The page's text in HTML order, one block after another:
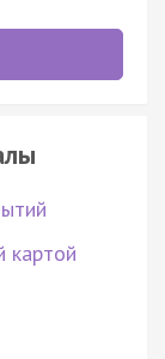
картой